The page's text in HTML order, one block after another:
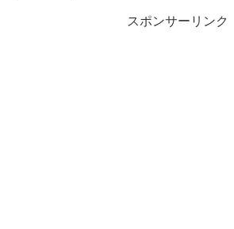
スポンサーリンク